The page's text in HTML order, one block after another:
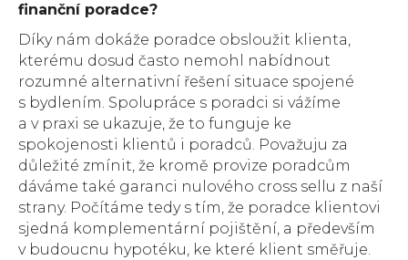
finanční poradce?
Díky nám dokáže poradce obsloužit klienta,
kterému dosud často nemohl nabídnout
rozumné alternativní řešení situace spojené
s bydlením. Spolupráce s poradci si vážíme
a v praxi se ukazuje, že to funguje ke
spokojenosti klientů i poradců. Považuju za
důležité zmínit, že kromě provize poradcům
dáváme také garanci nulového cross sellu z naší
strany. Počítáme tedy s tím, že poradce klientovi
sjedná komplementární pojištění, a především
v budoucnu hypotéku, ke které klient směřuje.